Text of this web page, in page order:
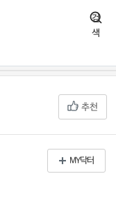
검
색
추천
MY닥터